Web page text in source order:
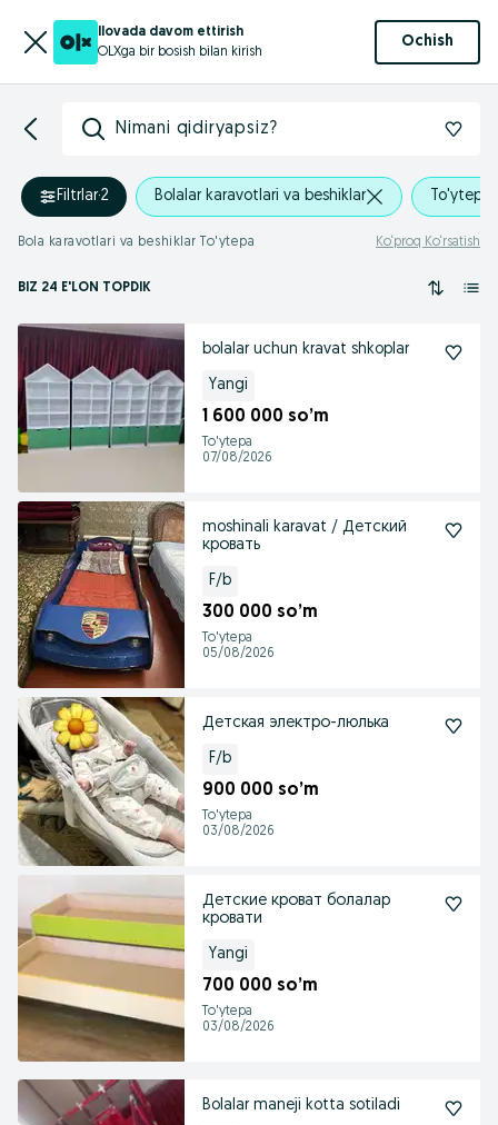
Ilovada davom ettirish
OLXga bir bosish bilan kirish
Ochish
Nimani qidiryapsiz?
Filtrlar·2 Bolalar karavotlari va beshiklar To'ytepa
Bola karavotlari va beshiklar To'ytepa Ko‘proq Ko‘rsatish
BIZ 24 E'LON TOPDIK
bolalar uchun kravat shkoplar
Yangi
1 600 000 so’m
To'ytepa
07/08/2026
moshinali karavat / Детский
кровать
F/b
300 000 so’m
To'ytepa
05/08/2026
Детская электро-люлька
F/b
900 000 so’m
To'ytepa
03/08/2026
Детские кроват болалар
кровати
Yangi
700 000 so’m
To'ytepa
03/08/2026
Bolalar maneji kotta sotiladi